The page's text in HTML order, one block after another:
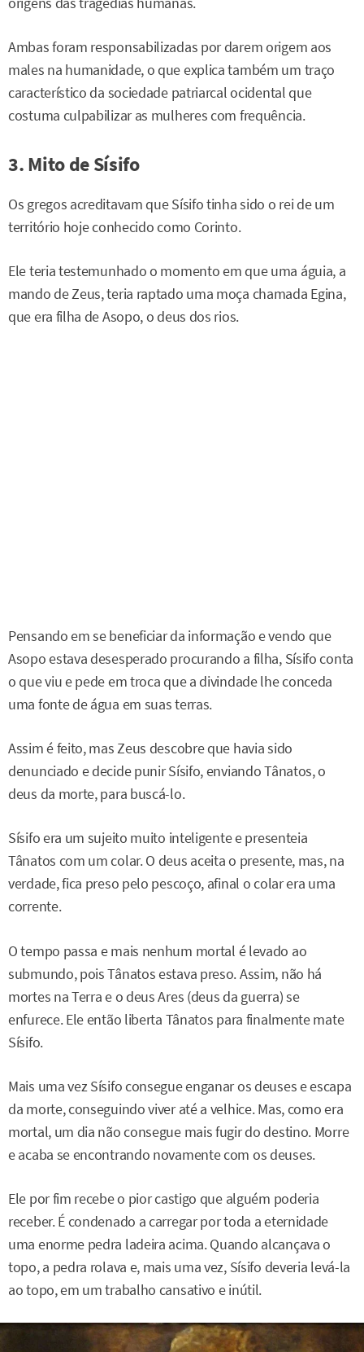
Ambas foram responsabilizadas por darem origem aos
males na humanidade, o que explica também um traço
característico da sociedade patriarcal ocidental que
costuma culpabilizar as mulheres com frequência.
3. Mito de Sísifo
Os gregos acreditavam que Sísifo tinha sido o rei de um
território hoje conhecido como Corinto.
Ele teria testemunhado o momento em que uma águia, a
mando de Zeus, teria raptado uma moça chamada Egina,
que era filha de Asopo, o deus dos rios.
Pensando em se beneficiar da informação e vendo que
Asopo estava desesperado procurando a filha, Sísifo conta
o que viu e pede em troca que a divindade lhe conceda
uma fonte de água em suas terras.
Assim é feito, mas Zeus descobre que havia sido
denunciado e decide punir Sísifo, enviando Tânatos, o
deus da morte, para buscá-lo.
Sísifo era um sujeito muito inteligente e presenteia
Tânatos com um colar. O deus aceita o presente, mas, na
verdade, fica preso pelo pescoço, afinal o colar era uma
corrente.
O tempo passa e mais nenhum mortal é levado ao
submundo, pois Tânatos estava preso. Assim, não há
mortes na Terra e o deus Ares (deus da guerra) se
enfurece. Ele então liberta Tânatos para finalmente mate
Sísifo.
Mais uma vez Sísifo consegue enganar os deuses e escapa
da morte, conseguindo viver até a velhice. Mas, como era
mortal, um dia não consegue mais fugir do destino. Morre
e acaba se encontrando novamente com os deuses.
Ele por fim recebe o pior castigo que alguém poderia
receber. É condenado a carregar por toda a eternidade
uma enorme pedra ladeira acima. Quando alcançava o
topo, a pedra rolava e, mais uma vez, Sísifo deveria levá-la
ao topo, em um trabalho cansativo e inútil.